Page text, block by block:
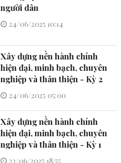
người dân
24/06/2025 10:14
Xây dựng nền hành chính
hiện đại, minh bạch, chuyên
nghiệp và thân thiện - Kỳ 2
24/06/2025 05:00
Xây dựng nền hành chính
hiện đại, minh bạch, chuyên
nghiệp và thân thiện - Kỳ 1
23/06/2025 18:55